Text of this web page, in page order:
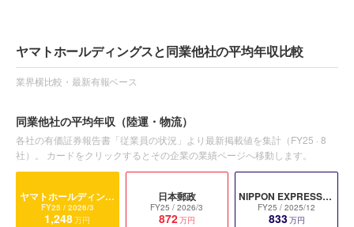
ヤマトホールディングスと同業他社の平均年収比較
業界横比較・最新有報ベース
同業他社の平均年収 （陸運・物流）
各社の有価証券報告書「従業員の状況」より最新掲載値を集計（FY25 · 8
社）。 カードをクリックするとその企業の業績ページへ移動します。
ヤマトホールディングス
FY25 / 2026/3
1,248万円
日本郵政
FY25 / 2026/3
872万円
NIPPON EXPRESSホールディングス
FY25 / 2025/12
833万円